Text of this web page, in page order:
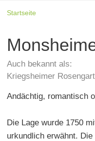
Startseite
Auch bekannt als:
Kriegsheimer
Andächtig, romantisch
Die Lage wurde 1750
urkundlich erwähnt.